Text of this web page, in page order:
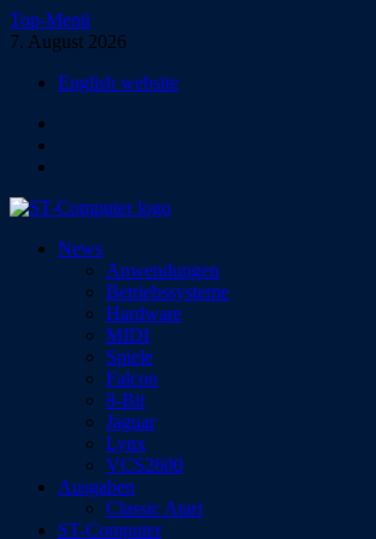
Zum
Inhalt
Top-Menü
7. August 2026
English website
ST-Computer
Das Magazin für Atari-Computer und -Konsolen
News
Anwendungen
Betriebssysteme
Hardware
MIDI
Spiele
Falcon
8-Bit
Jaguar
Lynx
VCS2600
Ausgaben
Classic Atari
ST-Computer